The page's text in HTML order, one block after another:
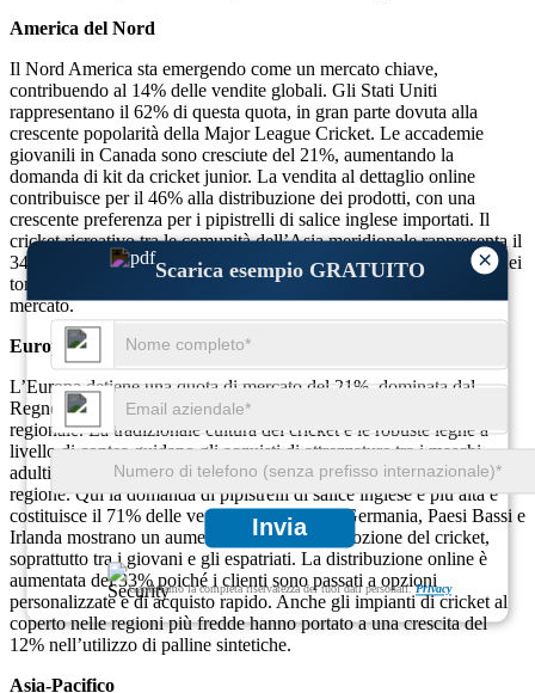
×
Scarica esempio GRATUITO
Invia
Garantiamo la completa riservatezza dei tuoi dati personali.Privacy
America del Nord
Il Nord America sta emergendo come un mercato chiave,
contribuendo al 14% delle vendite globali. Gli Stati Uniti
rappresentano il 62% di questa quota, in gran parte dovuta alla
crescente popolarità della Major League Cricket. Le accademie
giovanili in Canada sono cresciute del 21%, aumentando la
domanda di kit da cricket junior. La vendita al dettaglio online
contribuisce per il 46% alla distribuzione dei prodotti, con una
crescente preferenza per i pipistrelli di salice inglese importati. Il
cricket ricreativo tra le comunità dell’Asia meridionale rappresenta il
34% della domanda locale. L’aumento dei centri di formazione e dei
tornei nelle città urbane sta alimentando una crescita sostenuta del
mercato.
Europa
L’Europa detiene una quota di mercato del 21%, dominata dal
Regno Unito, che da solo contribuisce al 68% della domanda
regionale. La tradizionale cultura del cricket e le robuste leghe a
livello di contea guidano gli acquisti di attrezzature tra i maschi
adulti, che costituiscono il 59% della base di consumatori di questa
regione. Qui la domanda di pipistrelli di salice inglese è più alta e
costituisce il 71% delle vendite di pipistrelli. Germania, Paesi Bassi e
Irlanda mostrano un aumento del 16% nell’adozione del cricket,
soprattutto tra i giovani e gli espatriati. La distribuzione online è
aumentata del 33% poiché i clienti sono passati a opzioni
personalizzate e di acquisto rapido. Anche gli impianti di cricket al
coperto nelle regioni più fredde hanno portato a una crescita del
12% nell’utilizzo di palline sintetiche.
Asia-Pacifico